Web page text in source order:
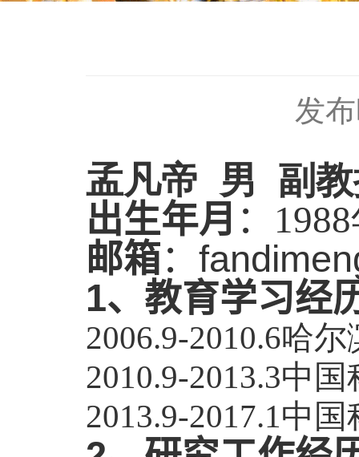
发
孟凡帝 男 副
出生年月 ： 1988
邮箱：
1、教育学习经
2006.9-2010.6哈尔
2010.9-2013.3中国
2013.9-2017.1中国